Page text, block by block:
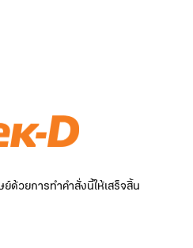
ด้วยการทำคำสั่งนี้ให้เสร็จสิ้น